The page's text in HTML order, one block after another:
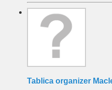
Tablica organizer